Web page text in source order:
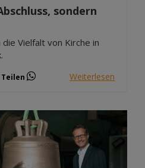
sondern
Vielfalt von Kirche in
Teilen Weiterlesen